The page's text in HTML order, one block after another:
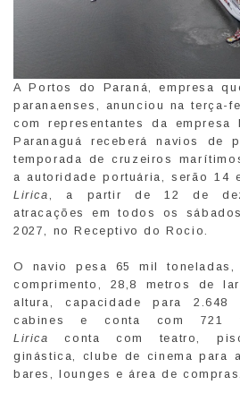
A Portos do Paraná, empresa
paranaenses, anunciou na terça-
com representantes da
Paranaguá receberá navios de
temporada de cruzeiros
a autoridade portuária, serão
Lirica, a partir de 12 de
atracações em todos os
2027, no Receptivo do Rocio.
O navio pesa 65 mil toneladas,
comprimento, 28,8 metros de
altura, capacidade para 2.648
cabines e conta com 721
Lirica
conta com teatro,
ginástica, clube de cinema para
bares, lounges e área de compras.